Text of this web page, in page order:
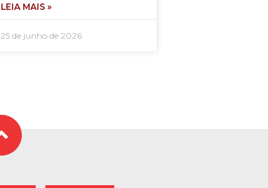
LEIA MAIS »
25 de junho de 2026